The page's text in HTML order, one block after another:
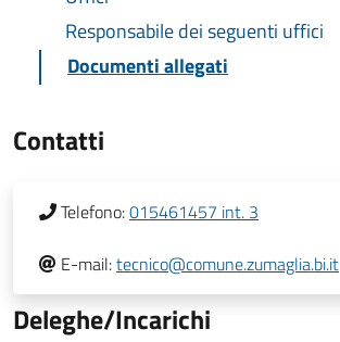
Responsabile dei seguenti uffici
Documenti allegati
Contatti
Telefono:015461457 int. 3
E-mail:tecnico@comune.zumaglia.bi.it
Deleghe/Incarichi